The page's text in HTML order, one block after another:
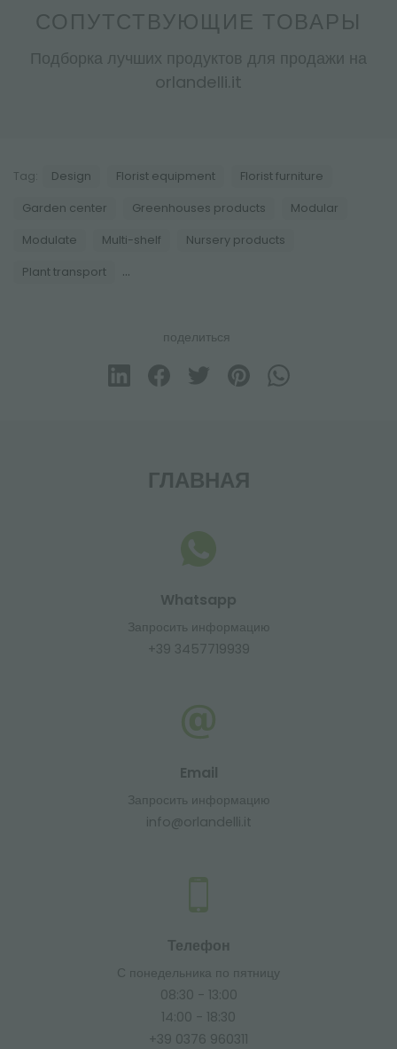
СОПУТСТВУЮЩИЕ ТОВАРЫ
Подборка лучших продуктов для продажи на
orlandelli.it
Tag: Design Florist equipment Florist furniture
Garden center Greenhouses products Modular
Modulate Multi-shelf Nursery products
Plant transport ...
поделиться
ГЛАВНАЯ
Whatsapp
Запросить информацию
+39 3457719939
Email
Запросить информацию
info@orlandelli.it
Телефон
С понедельника по пятницу
08:30 - 13:00
14:00 - 18:30
+39 0376 960311